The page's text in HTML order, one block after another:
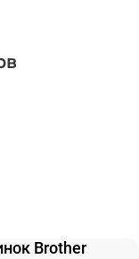
Brother